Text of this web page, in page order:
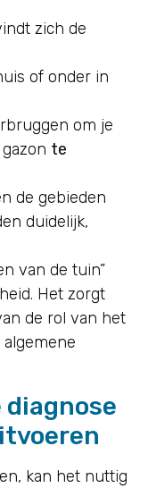
zich de
of onder in
om je
te
de gebieden
duidelijk,
van de tuin”
Het zorgt
de rol van het
diagnose
kan het nuttig